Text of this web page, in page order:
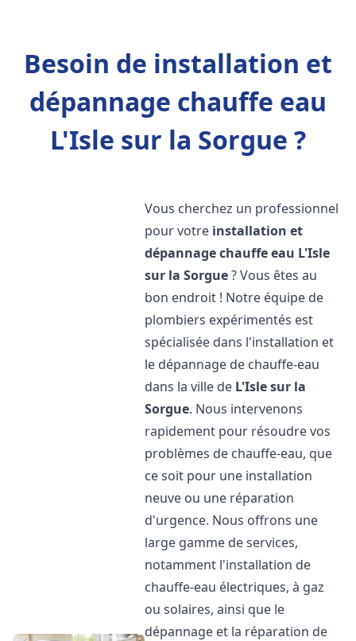
Besoin de installation et
dépannage chauffe eau
L'Isle sur la Sorgue ?
Vous cherchez un professionnel
pour votre installation et
dépannage chauffe eau L'Isle
sur la Sorgue? Vous êtes au
bon endroit ! Notre équipe de
plombiers expérimentés est
spécialisée dans l'installation et
le dépannage de chauffe-eau
dans la ville de L'Isle sur la
Sorgue. Nous intervenons
rapidement pour résoudre vos
problèmes de chauffe-eau, que
ce soit pour une installation
neuve ou une réparation
d'urgence. Nous offrons une
large gamme de services,
notamment l'installation de
chauffe-eau électriques, à gaz
ou solaires, ainsi que le
dépannage et la réparation de